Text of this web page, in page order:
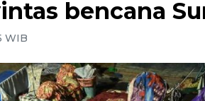
bencana
WIB